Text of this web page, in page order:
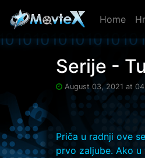
Skip to main content Home Hr
Serije -
August 03, 2021 at
Priča u radnji ove
prvo zaljube. Ako